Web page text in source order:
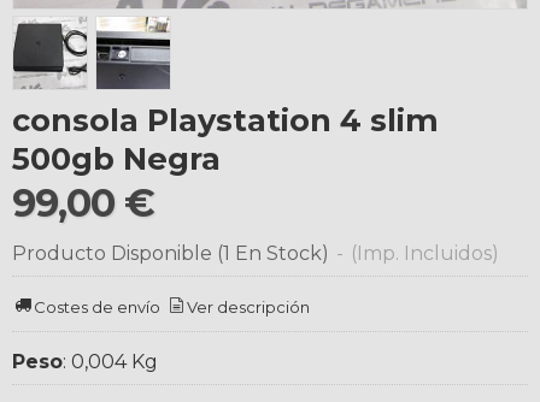
consola Playstation 4 slim
500gb Negra
99,00 €
Producto Disponible (1 En Stock) - (Imp. Incluidos)
Costes de envío Ver descripción
Peso: 0,004 Kg